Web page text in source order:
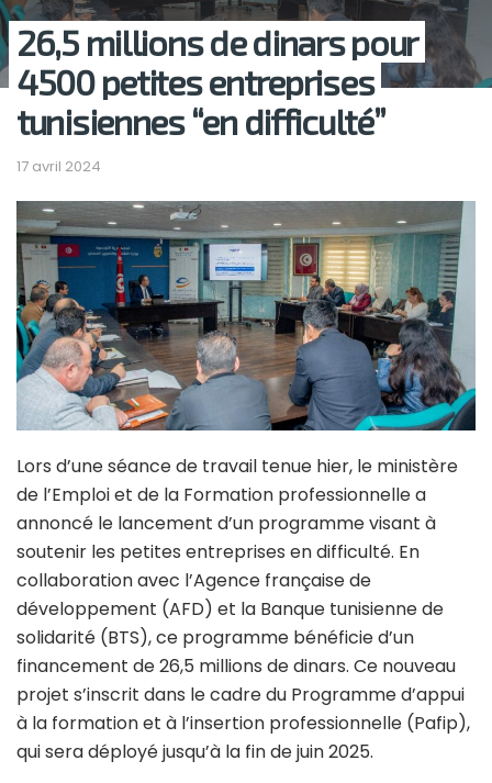
26,5 millions de dinars pour
4500 petites entreprises
tunisiennes “en difficulté”
17 avril 2024
Lors d’une séance de travail tenue hier, le ministère
de l’Emploi et de la Formation professionnelle a
annoncé le lancement d’un programme visant à
soutenir les petites entreprises en difficulté. En
collaboration avec l’Agence française de
développement (AFD) et la Banque tunisienne de
solidarité (BTS), ce programme bénéficie d’un
financement de 26,5 millions de dinars. Ce nouveau
projet s’inscrit dans le cadre du Programme d’appui
à la formation et à l’insertion professionnelle (Pafip),
qui sera déployé jusqu’à la fin de juin 2025.